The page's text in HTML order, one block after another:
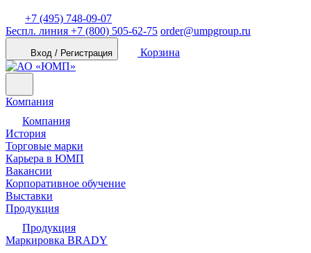
+7 (495) 748-09-07
Беспл. линия +7 (800) 505-62-75 order@umpgroup.ru
Вход / Регистрация Корзина
Компания
Компания
История
Торговые марки
Карьера в ЮМП
Вакансии
Корпоративное обучение
Выставки
Продукция
Продукция
Маркировка BRADY